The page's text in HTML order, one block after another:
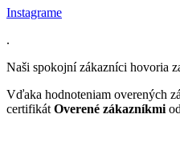
Instagrame
.
Naši spokojní zákazníci hovoria
Vďaka hodnoteniam overených
certifikát Overené zákazníkmi